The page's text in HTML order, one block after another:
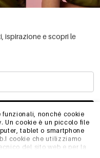
nonché cookie
Un cookie è un piccolo file
tablet o smartphone
cookie che utilizziamo
del sito web e per la
ispirazione e scopri le